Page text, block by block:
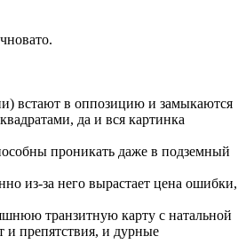
встают в оппозицию и замыкаются
да и вся картинка
проникать даже в подземный
из-за него вырастает цена ошибки,
транзитную карту с натальной
и препятствия, и дурные